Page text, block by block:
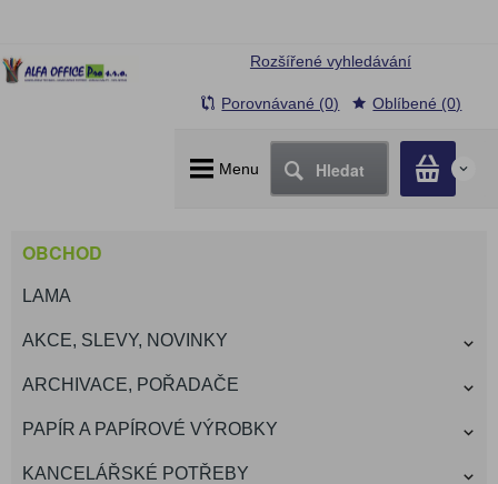
Menu Hledat 0
Rozšířené vyhledávání
Porovnávané (0) Oblíbené (0)
OBCHOD
LAMA
AKCE, SLEVY, NOVINKY
ARCHIVACE, POŘADAČE
PAPÍR A PAPÍROVÉ VÝROBKY
KANCELÁŘSKÉ POTŘEBY